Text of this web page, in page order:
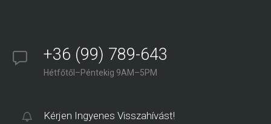
+36 (99) 789-643
Hétfőtől–Péntekig 9AM–5PM
Kérjen Ingyenes Visszahívást!